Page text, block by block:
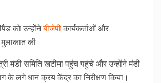
को उन्होंनेबीजेपी कार्यकर्ताओं और
की
मंडी समिति खटीमा पहुंच पहुंचे और उन्होंने मंडी
के लगे धान क्रय केंद्र का निरीक्षण किया।